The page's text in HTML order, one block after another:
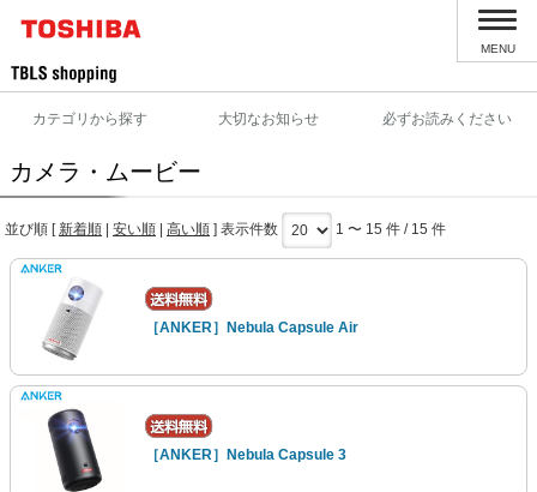
MENU
カテゴリから探す 大切なお知らせ 必ずお読みください
カメラ・ムービー
並び順 [新着順 安い順 高い順 ] 表示件数 1 〜 15 件 / 15 件
［ANKER］Nebula Capsule Air
［ANKER］Nebula Capsule 3